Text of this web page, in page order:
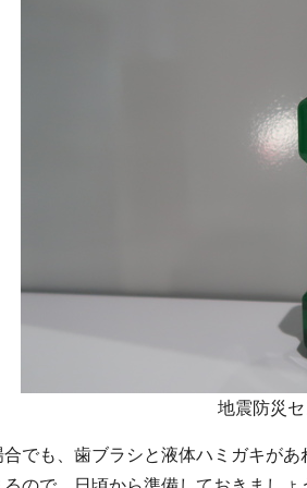
地震防災
合でも、歯ブラシと液体ハミガキが